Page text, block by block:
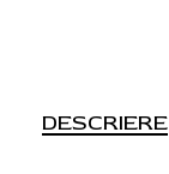
DESCRIERE